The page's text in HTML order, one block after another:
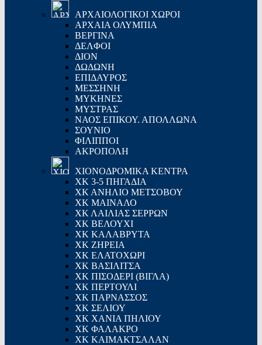
ΑΡΧΑΙΟΛΟΓΙΚΟΙ ΧΩΡΟΙ
ΑΡΧΑΙΑ ΟΛΥΜΠΙΑ
ΒΕΡΓΙΝΑ
ΔΕΛΦΟΙ
ΔΙΟΝ
ΔΩΔΩΝΗ
ΕΠΙΔΑΥΡΟΣ
ΜΕΣΣΗΝΗ
ΜΥΚΗΝΕΣ
ΜΥΣΤΡΑΣ
ΝΑΟΣ ΕΠΙΚΟΥ. ΑΠΟΛΛΩΝΑ
ΣΟΥΝΙΟ
ΦΙΛΙΠΠΟΙ
ΑΚΡΟΠΟΛΗ
ΧΙΟΝΟΔΡΟΜΙΚΑ ΚΕΝΤΡΑ
ΧΚ 3-5 ΠΗΓΑΔΙΑ
ΧΚ ΑΝΗΛΙΟ ΜΕΤΣΟΒΟΥ
ΧΚ ΜΑΙΝΑΛΟ
ΧΚ ΛΑΙΛΙΑΣ ΣΕΡΡΩΝ
ΧΚ ΒΕΛΟΥΧΙ
ΧΚ ΚΑΛΑΒΡΥΤΑ
ΧΚ ΖΗΡΕΙΑ
ΧΚ ΕΛΑΤΟΧΩΡΙ
ΧΚ ΒΑΣΙΛΙΤΣΑ
ΧΚ ΠΙΣΟΔΕΡΙ (ΒΙΓΛΑ)
ΧΚ ΠΕΡΤΟΥΛΙ
ΧΚ ΠΑΡΝΑΣΣΟΣ
ΧΚ ΣΕΛΙΟΥ
ΧΚ ΧΑΝΙΑ ΠΗΛΙΟΥ
ΧΚ ΦΑΛΑΚΡΟ
ΧΚ ΚΑΙΜΑΚΤΣΑΛΑΝ